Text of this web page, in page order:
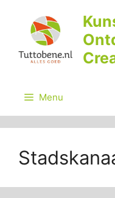
inhoud
Menu